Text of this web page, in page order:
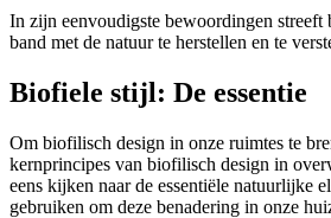
In zijn eenvoudigste bewoordingen streeft
band met de natuur te herstellen en te
Biofiele stijl: De essentie
Om biofilisch design in onze ruimtes te
kernprincipes van biofilisch design in
eens kijken naar de essentiële natuurlijke
gebruiken om deze benadering in onze